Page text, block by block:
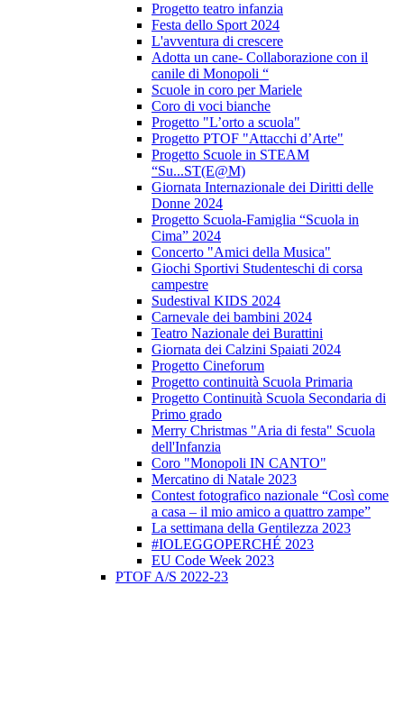
Progetto teatro infanzia
Festa dello Sport 2024
L'avventura di crescere
Adotta un cane- Collaborazione con il
canile di Monopoli “
Scuole in coro per Mariele
Coro di voci bianche
Progetto "L’orto a scuola"
Progetto PTOF "Attacchi d’Arte"
Progetto Scuole in STEAM
“Su...ST(E@M)
Giornata Internazionale dei Diritti delle
Donne 2024
Progetto Scuola-Famiglia “Scuola in
Cima” 2024
Concerto "Amici della Musica"
Giochi Sportivi Studenteschi di corsa
campestre
Sudestival KIDS 2024
Carnevale dei bambini 2024
Teatro Nazionale dei Burattini
Giornata dei Calzini Spaiati 2024
Progetto Cineforum
Progetto continuità Scuola Primaria
Progetto Continuità Scuola Secondaria di
Primo grado
Merry Christmas "Aria di festa" Scuola
dell'Infanzia
Coro "Monopoli IN CANTO"
Mercatino di Natale 2023
Contest fotografico nazionale “Così come
a casa – il mio amico a quattro zampe”
La settimana della Gentilezza 2023
#IOLEGGOPERCHÉ 2023
EU Code Week 2023
PTOF A/S 2022-23